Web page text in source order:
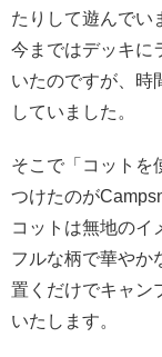
たりして遊んでい
今まではデッキに
いたのですが、時
していました。
そこで「コットを
つけたのが
コットは無地のイ
フルな柄で華やか
置くだけでキャン
いたします。